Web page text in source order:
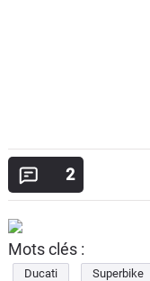
2
Mots clés :
Ducati Superbike